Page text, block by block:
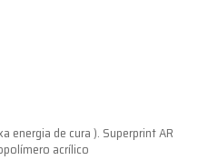
energia de cura ). Superprint AR
acrílico